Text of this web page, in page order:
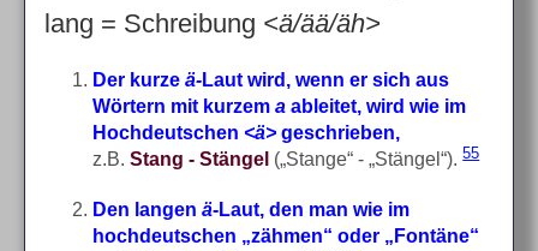
lang = Schreibung <ä/ää/äh>
Der kurzeä-Laut wird, wenn er sich aus
Wörtern mit kurzema ableitet, wird wie im
Hochdeutschen <ä> geschrieben,
z.B.Stang - Stängel („Stange“ - „Stängel“).55
Den langenä-Laut, den man wie im
hochdeutschen „zähmen“ oder „Fontäne“